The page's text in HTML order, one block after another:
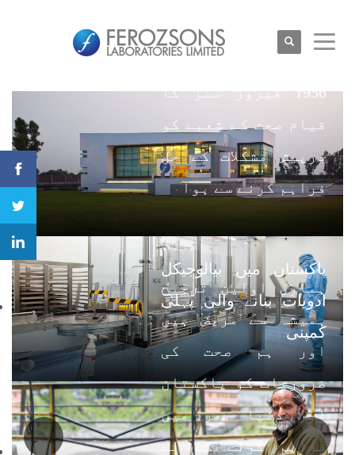
1956 فیروز سنز کا
قیام صحت کے شعبے کو
درپیش مشکلات کے حل
فراہم کرنے سے ہوا
پاکستان میں بیالوجیکل
ادویات بنانے والی پہلی
کمپنی
ہماری اولین ترجیح
ہمیشہ سے مریض ہیں
اور ہم صحت کی
ضروریات کو پاکستان
اور دنیا بھر میں
فراہم کرنے کے لۓ